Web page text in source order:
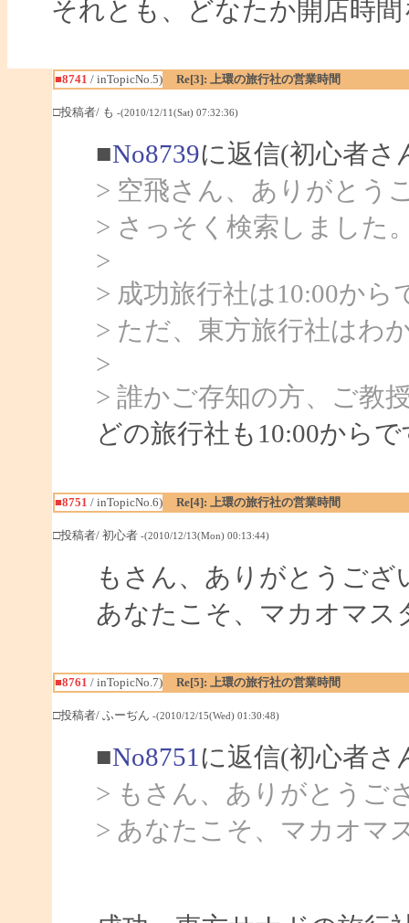
それとも、どなたか開店時
■8741 / inTopicNo.5) Re[3]: 上環の旅行社の営業時間
□投稿者/ も -(2010/12/11(Sat) 07:32:36)
■No8739に返信(初心者さ
> 空飛さん、ありがとう
> さっそく検索しました
>
> 成功旅行社は10:00から
> ただ、東方旅行社はわ
>
> 誰かご存知の方、ご教
どの旅行社も10:00からで
■8751 / inTopicNo.6) Re[4]: 上環の旅行社の営業時間
□投稿者/ 初心者 -(2010/12/13(Mon) 00:13:44)
もさん、ありがとうござ
あなたこそ、マカオマス
■8761 / inTopicNo.7) Re[5]: 上環の旅行社の営業時間
□投稿者/ ふーぢん -(2010/12/15(Wed) 01:30:48)
■No8751 に返信(初心者さ
> もさん、ありがとうご
> あなたこそ、マカオマ